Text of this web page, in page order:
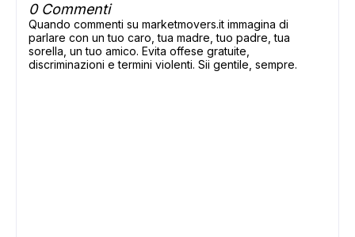
0 Commenti
Quando commenti su marketmovers.it immagina di
parlare con un tuo caro, tua madre, tuo padre, tua
sorella, un tuo amico. Evita offese gratuite,
discriminazioni e termini violenti. Sii gentile, sempre.